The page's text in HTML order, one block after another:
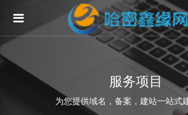
服务项目
为您提供域名，备案，建站一站式